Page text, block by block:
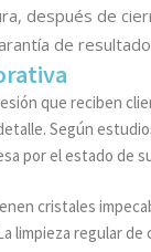
después de
de resultado
que reciben
Según
por el estado de
cristales
limpieza regular